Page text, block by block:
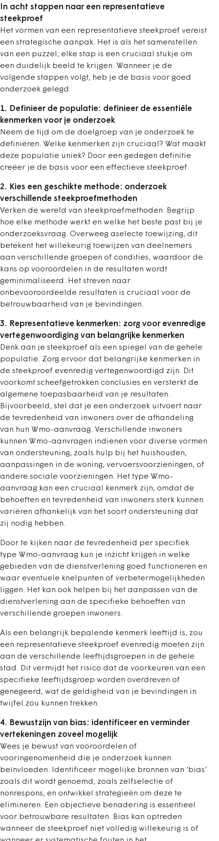
In acht stappen naar een representatieve
steekproef
Het vormen van een representatieve steekproef vereist
een strategische aanpak. Het is als het samenstellen
van een puzzel; elke stap is een cruciaal stukje om
een duidelijk beeld te krijgen. Wanneer je de
volgende stappen volgt, heb je de basis voor goed
onderzoek gelegd:
1. Definieer de populatie: definieer de essentiële
kenmerken voor je onderzoek
Neem de tijd om de doelgroep van je onderzoek te
definiëren. Welke kenmerken zijn cruciaal? Wat maakt
deze populatie uniek? Door een gedegen definitie
creëer je de basis voor een effectieve steekproef.
2. Kies een geschikte methode: onderzoek
verschillende steekproefmethoden
Verken de wereld van steekproefmethoden. Begrijp
hoe elke methode werkt en welke het beste past bij je
onderzoeksvraag. Overweeg aselecte toewijzing, dit
betekent het willekeurig toewijzen van deelnemers
aan verschillende groepen of condities, waardoor de
kans op vooroordelen in de resultaten wordt
geminimaliseerd. Het streven naar
onbevooroordeelde resultaten is cruciaal voor de
betrouwbaarheid van je bevindingen.
3. Representatieve kenmerken: zorg voor evenredige
vertegenwoordiging van belangrijke kenmerken
Denk aan je steekproef als een spiegel van de gehele
populatie. Zorg ervoor dat belangrijke kenmerken in
de steekproef evenredig vertegenwoordigd zijn. Dit
voorkomt scheefgetrokken conclusies en versterkt de
algemene toepasbaarheid van je resultaten.
Bijvoorbeeld, stel dat je een onderzoek uitvoert naar
de tevredenheid van inwoners over de afhandeling
van hun Wmo-aanvraag. Verschillende inwoners
kunnen Wmo-aanvragen indienen voor diverse vormen
van ondersteuning, zoals hulp bij het huishouden,
aanpassingen in de woning, vervoersvoorzieningen, of
andere sociale voorzieningen. Het type Wmo-
aanvraag kan een cruciaal kenmerk zijn, omdat de
behoeften en tevredenheid van inwoners sterk kunnen
variëren afhankelijk van het soort ondersteuning dat
zij nodig hebben.
Door te kijken naar de tevredenheid per specifiek
type Wmo-aanvraag kun je inzicht krijgen in welke
gebieden van de dienstverlening goed functioneren en
waar eventuele knelpunten of verbetermogelijkheden
liggen. Het kan ook helpen bij het aanpassen van de
dienstverlening aan de specifieke behoeften van
verschillende groepen inwoners.
Als een belangrijk bepalende kenmerk leeftijd is, zou
een representatieve steekproef evenredig moeten zijn
aan de verschillende leeftijdsgroepen in de gehele
stad. Dit vermijdt het risico dat de voorkeuren van een
specifieke leeftijdsgroep worden overdreven of
genegeerd, wat de geldigheid van je bevindingen in
twijfel zou kunnen trekken.
4. Bewustzijn van bias: identificeer en verminder
vertekeningen zoveel mogelijk
Wees je bewust van vooroordelen of
vooringenomenheid die je onderzoek kunnen
beïnvloeden. Identificeer mogelijke bronnen van ‘bias’
zoals dit wordt genoemd, zoals zelfselectie of
nonrespons, en ontwikkel strategieën om deze te
elimineren. Een objectieve benadering is essentieel
voor betrouwbare resultaten. Bias kan optreden
wanneer de steekproef niet volledig willekeurig is of